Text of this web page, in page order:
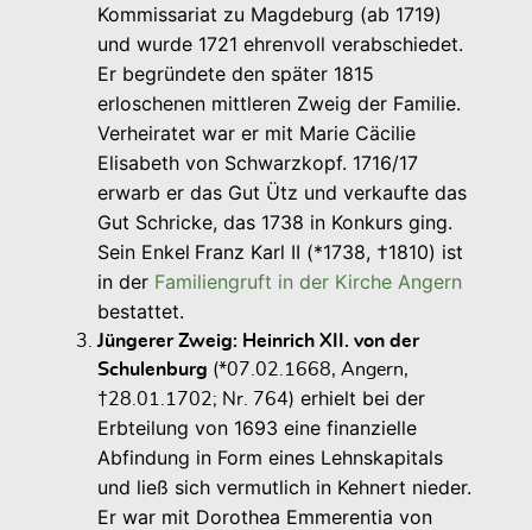
Kommissariat zu Magdeburg (ab 1719)
und wurde 1721 ehrenvoll verabschiedet.
Er begründete den später 1815
erloschenen mittleren Zweig der Familie.
Verheiratet war er mit Marie Cäcilie
Elisabeth von Schwarzkopf. 1716/17
erwarb er das Gut Ütz und verkaufte das
Gut Schricke, das 1738 in Konkurs ging.
Sein Enkel Franz Karl II (*1738, †1810) ist
in der Familiengruft in der Kirche Angern
bestattet.
Jüngerer Zweig: Heinrich XII. von der
Schulenburg (*07.02.1668, Angern,
†28.01.1702; Nr. 764) erhielt bei der
Erbteilung von 1693 eine finanzielle
Abfindung in Form eines Lehnskapitals
und ließ sich vermutlich in Kehnert nieder.
Er war mit Dorothea Emmerentia von